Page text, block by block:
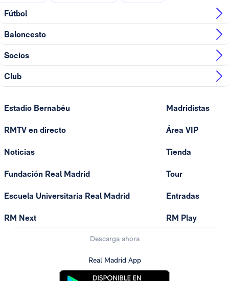
Fútbol
Baloncesto
Socios
Club
Estadio Bernabéu
RMTV en directo
Noticias
Fundación Real Madrid
Escuela Universitaria Real Madrid
RM Next
Madridistas
Área VIP
Tienda
Tour
Entradas
RM Play
Descarga ahora
Real Madrid App